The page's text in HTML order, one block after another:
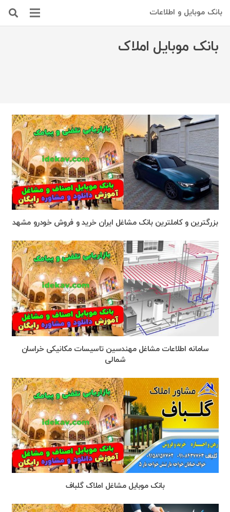
بانک موبایل و اطلاعات
بانک موبایل املاک
بزرگترین و کاملترین بانک مشاغل ایران خرید و فروش خودرو مشهد
سامانه اطلاعات مشاغل مهندسین تاسیسات مکانیکی خراسان
شمالی
بانک موبایل مشاغل املاک گلباف